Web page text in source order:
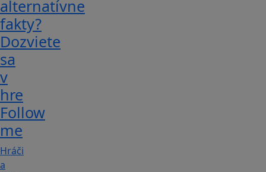
alternatívne
fakty?
Dozviete
sa
v
hre
Follow
me
Hráči
a